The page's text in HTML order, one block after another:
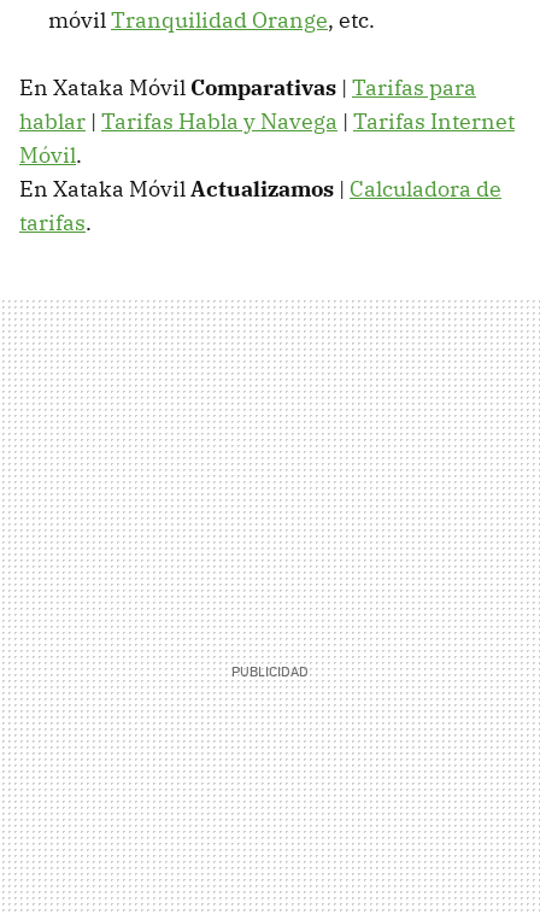
móvilTranquilidad Orange, etc.
En Xataka Móvil Comparativas | Tarifas para
hablar | Tarifas Habla y Navega | Tarifas Internet
Móvil.
En Xataka MóvilActualizamos | Calculadora de
tarifas.